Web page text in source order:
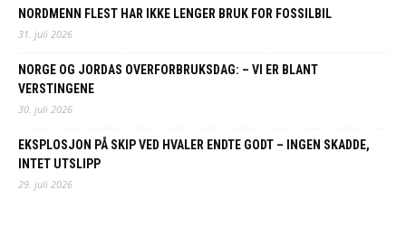
NORDMENN FLEST HAR IKKE LENGER BRUK FOR FOSSILBIL
31. juli 2026
NORGE OG JORDAS OVERFORBRUKSDAG: – VI ER BLANT
VERSTINGENE
30. juli 2026
EKSPLOSJON PÅ SKIP VED HVALER ENDTE GODT – INGEN SKADDE,
INTET UTSLIPP
29. juli 2026